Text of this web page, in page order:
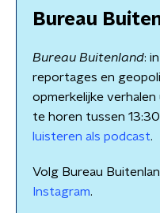
Bureau
Bureau Buitenland:
reportages en
opmerkelijke
te horen tussen
luisteren als podcast.
Volg Bureau
Instagram.